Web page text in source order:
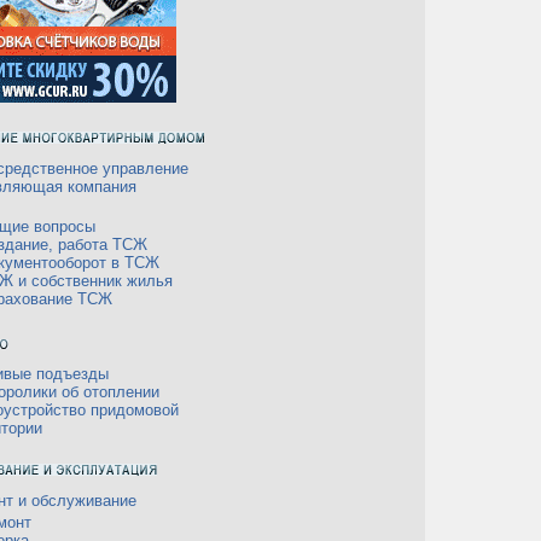
управление
компания
вопросы
работа ТСЖ
в ТСЖ
и собственник жилья
ТСЖ
подъезды
об отоплении
придомовой
и обслуживание